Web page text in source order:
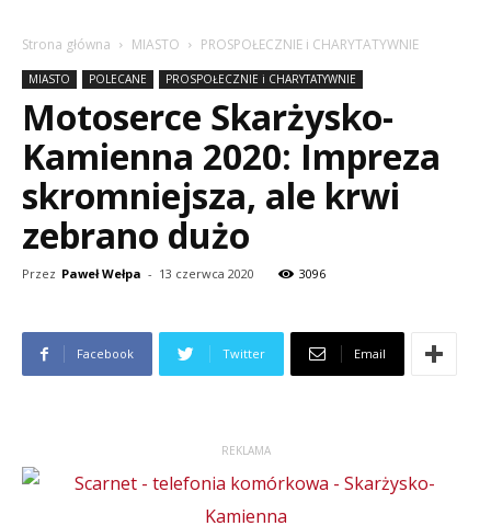
Strona główna MIASTO PROSPOŁECZNIE i CHARYTATYWNIE
MIASTO POLECANE PROSPOŁECZNIE i CHARYTATYWNIE
Motoserce Skarżysko-
Kamienna 2020: Impreza
skromniejsza, ale krwi
zebrano dużo
Przez Paweł Wełpa - 13 czerwca 2020 3096
Facebook Twitter Email
REKLAMA